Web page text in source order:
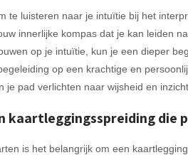
te luisteren naar je intuïtie bij het
innerlijke kompas dat je kan leiden
op je intuïtie, kun je een dieper
op een krachtige en
je pad verlichten naar wijsheid en inzicht.
kaartleggingsspreiding die
is het belangrijk om een